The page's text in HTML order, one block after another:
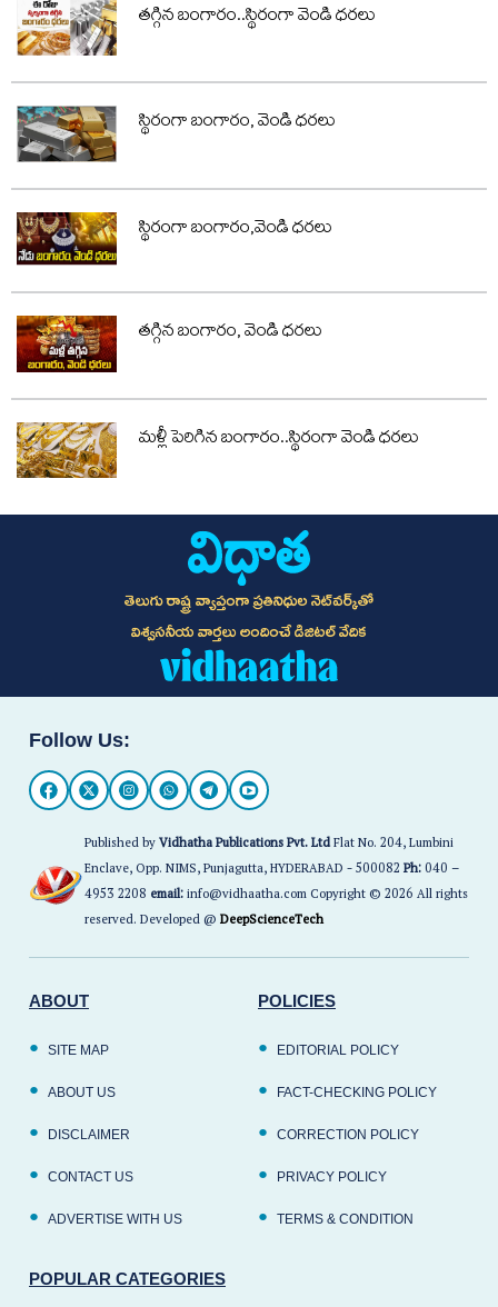
తగ్గిన బంగారం..స్థిరంగా వెండి ధరలు
స్థిరంగా బంగారం, వెండి ధరలు
స్థిరంగా బంగారం,వెండి ధరలు
తగ్గిన బంగారం, వెండి ధరలు
మళ్లీ పెరిగిన బంగారం..స్థిరంగా వెండి ధరలు
తెలుగు రాష్ట్ర వ్యాప్తంగా ప్రతినిధుల నెట్‌వర్క్‌తో
విశ్వసనీయ వార్తలు అందించే డిజిటల్ వేదిక
Follow Us:
Published byVidhatha Publications Pvt. LtdFlat No. 204, Lumbini
Enclave, Opp. NIMS, Punjagutta, HYDERABAD - 500082Ph:040 –
4953 2208 email:info@vidhaatha.com Copyright © 2026 All rights
reserved. Developed @DeepScienceTech
ABOUT
SITE MAP
ABOUT US
DISCLAIMER
CONTACT US
ADVERTISE WITH US
POLICIES
EDITORIAL POLICY
FACT-CHECKING POLICY
CORRECTION POLICY
PRIVACY POLICY
TERMS & CONDITION
POPULAR CATEGORIES